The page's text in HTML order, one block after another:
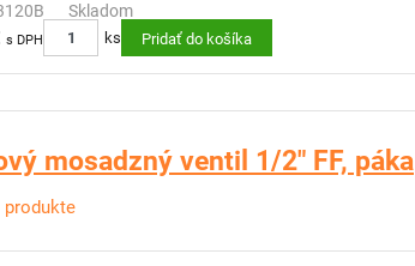
Skladom
s DPH ks Pridať do košíka
mosadzný ventil 1/2" FF, páka